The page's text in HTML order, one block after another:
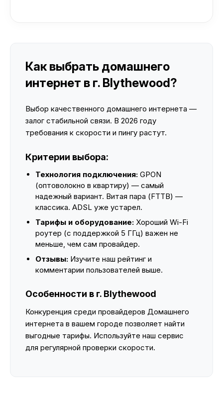
Как выбрать домашнего
интернет в г. Blythewood?
Выбор качественного домашнего интернета —
залог стабильной связи. В 2026 году
требования к скорости и пингу растут.
Критерии выбора:
Технология подключения: GPON
(оптоволокно в квартиру) — самый
надежный вариант. Витая пара (FTTB) —
классика. ADSL уже устарел.
Тарифы и оборудование: Хороший Wi-Fi
роутер (с поддержкой 5 ГГц) важен не
меньше, чем сам провайдер.
Отзывы: Изучите наш рейтинг и
комментарии пользователей выше.
Особенности в г. Blythewood
Конкуренция среди провайдеров Домашнего
интернета в вашем городе позволяет найти
выгодные тарифы. Используйте наш сервис
для регулярной проверки скорости.